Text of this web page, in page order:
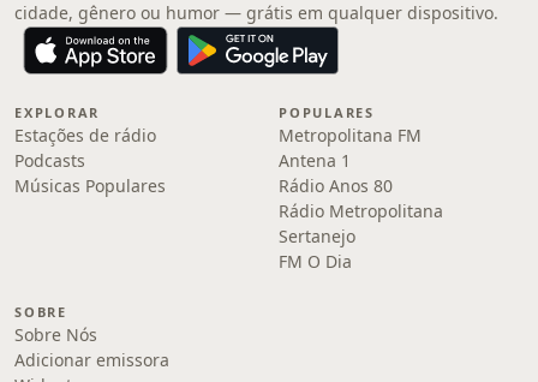
cidade, gênero ou humor — grátis em qualquer dispositivo.
EXPLORAR
Estações de rádio
Podcasts
Músicas Populares
POPULARES
Metropolitana FM
Antena 1
Rádio Anos 80
Rádio Metropolitana
Sertanejo
FM O Dia
SOBRE
Sobre Nós
Adicionar emissora